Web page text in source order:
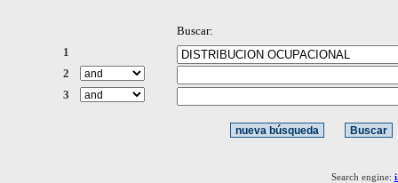
Buscar:
1
2
3
Search engine: